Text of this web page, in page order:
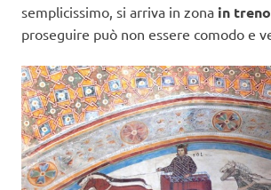
semplicissimo, si arriva in zona in treno
proseguire può non essere comodo e